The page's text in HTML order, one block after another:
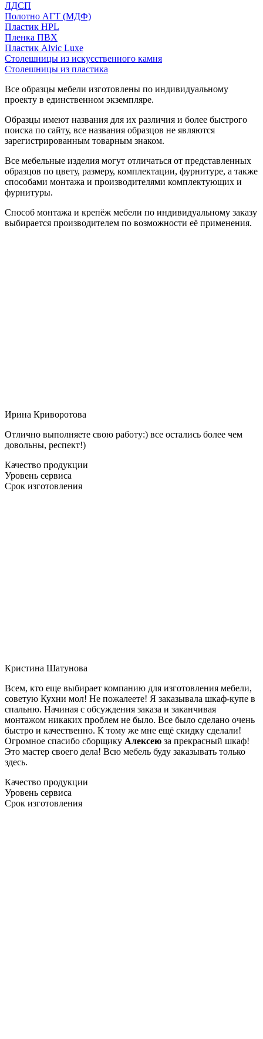
ЛДСП
Полотно АГТ (МДФ)
Пластик HPL
Пленка ПВХ
Пластик Alvic Luxe
Столешницы из искусственного камня
Столешницы из пластика
Все образцы мебели изготовлены по индивидуальному
проекту в единственном экземпляре.
Образцы имеют названия для их различия и более быстрого
поиска по сайту, все названия образцов не являются
зарегистрированным товарным знаком.
Все мебельные изделия могут отличаться от представленных
образцов по цвету, размеру, комплектации, фурнитуре, а также
способами монтажа и производителями комплектующих и
фурнитуры.
Способ монтажа и крепёж мебели по индивидуальному заказу
выбирается производителем по возможности её применения.
Ирина Криворотова
Отлично выполняете свою работу:) все остались более чем
довольны, респект!)
Качество продукции
Уровень сервиса
Срок изготовления
Кристина Шатунова
Всем, кто еще выбирает компанию для изготовления мебели,
советую Кухни мол! Не пожалеете! Я заказывала шкаф-купе в
спальню. Начиная с обсуждения заказа и заканчивая
монтажом никаких проблем не было. Все было сделано очень
быстро и качественно. К тому же мне ещё скидку сделали!
Огромное спасибо сборщику Алексею за прекрасный шкаф!
Это мастер своего дела! Всю мебель буду заказывать только
здесь.
Качество продукции
Уровень сервиса
Срок изготовления